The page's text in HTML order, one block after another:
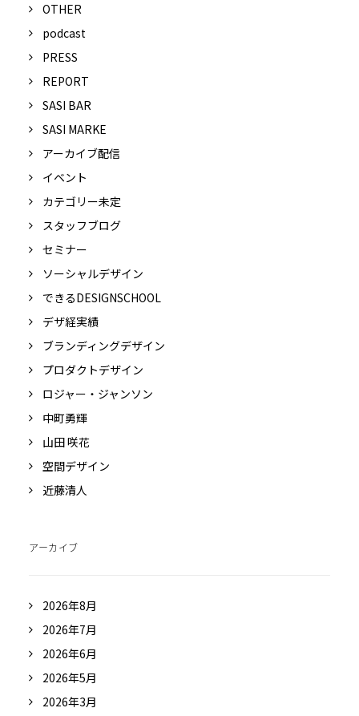
OTHER
podcast
PRESS
REPORT
SASI BAR
SASI MARKE
アーカイブ配信
イベント
カテゴリー未定
スタッフブログ
セミナー
ソーシャルデザイン
できるDESIGNSCHOOL
デザ経実績
ブランディングデザイン
プロダクトデザイン
ロジャー・ジャンソン
中町勇輝
山田 咲花
空間デザイン
近藤清人
アーカイブ
2026年8月
2026年7月
2026年6月
2026年5月
2026年3月